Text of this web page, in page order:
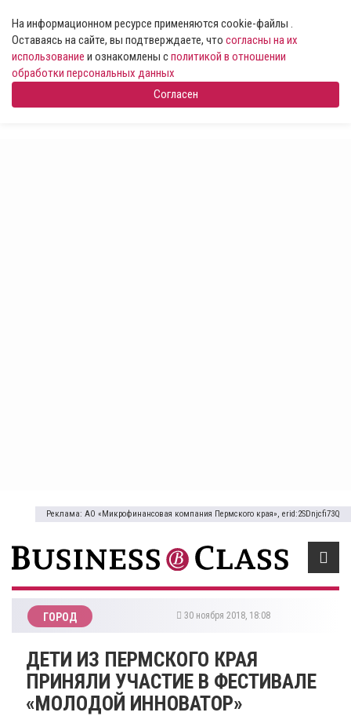
На информационном ресурсе применяются cookie-файлы .
Оставаясь на сайте, вы подтверждаете, что согласны на их
использование и ознакомлены сполитикой в отношении
обработки персональных данных
Согласен
Реклама: АО «Микрофинансовая компания Пермского края», erid:2SDnjcfi73Q
ГОРОД 30 ноября 2018, 18:08
ДЕТИ ИЗ ПЕРМСКОГО КРАЯ
ПРИНЯЛИ УЧАСТИЕ В ФЕСТИВАЛЕ
«МОЛОДОЙ ИННОВАТОР»